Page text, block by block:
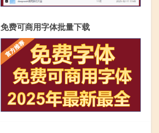
免费可商用字体批量下载